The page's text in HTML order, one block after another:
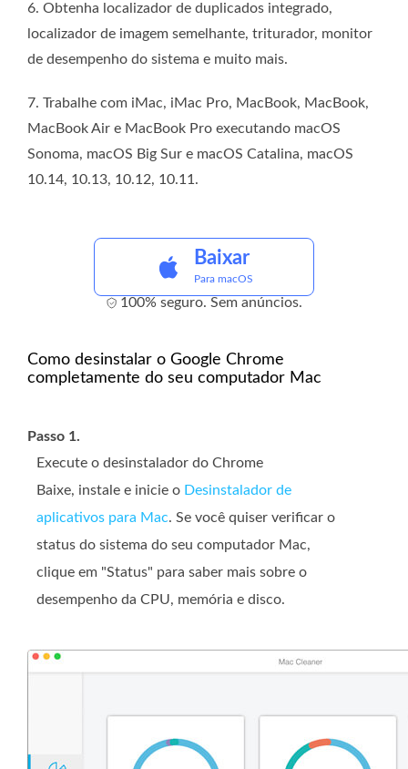
6. Obtenha localizador de duplicados integrado,
localizador de imagem semelhante, triturador, monitor
de desempenho do sistema e muito mais.
7. Trabalhe com iMac, iMac Pro, MacBook, MacBook,
MacBook Air e MacBook Pro executando macOS
Sonoma, macOS Big Sur e macOS Catalina, macOS
10.14, 10.13, 10.12, 10.11.
Baixar
Para macOS
100% seguro. Sem anúncios.
Como desinstalar o Google Chrome
completamente do seu computador Mac
Passo 1.
Execute o desinstalador do Chrome
Baixe, instale e inicie o Desinstalador de
aplicativos para Mac. Se você quiser verificar o
status do sistema do seu computador Mac,
clique em "Status" para saber mais sobre o
desempenho da CPU, memória e disco.